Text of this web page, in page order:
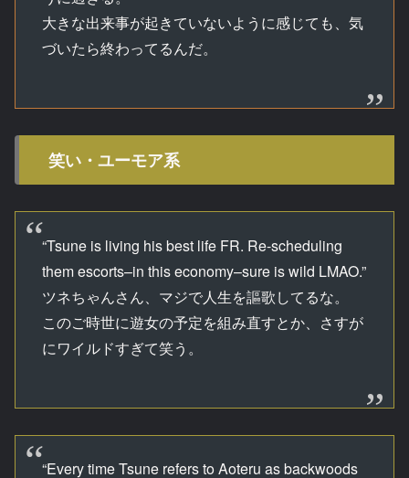
大きな出来事が起きていないように感じても、気
づいたら終わってるんだ。
笑い・ユーモア系
“Tsune is living his best life FR. Re-scheduling
them escorts–in this economy–sure is wild LMAO.”
ツネちゃんさん、マジで人生を謳歌してるな。
このご時世に遊女の予定を組み直すとか、さすが
にワイルドすぎて笑う。
“Every time Tsune refers to Aoteru as backwoods